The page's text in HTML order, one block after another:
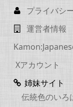
プライバシ
運営者情報
Xアカウント
姉妹サイト
伝統色のい